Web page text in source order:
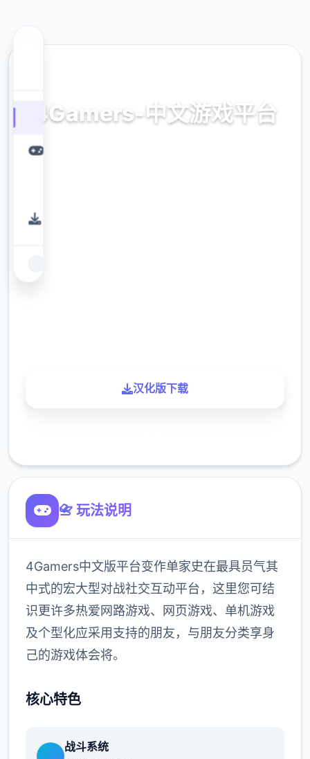
4Gamers-中文游戏平台
汉化版下载
📇 玩法说明
4Gamers中文版平台变作单家史在最具员气其
中式的宏大型对战社交互动平台，这里您可结
识更许多热爱网路游戏、网页游戏、单机游戏
及个型化应采用支持的朋友，与朋友分类享身
己的游戏体会将。
核心特色
战斗系统